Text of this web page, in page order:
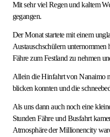
Mit sehr viel Regen und kaltem
gegangen.
Der Monat startete mit einem
Austauschschülern unternommen
Fähre zum Festland zu nehmen
Allein die Hinfahrt von Nanaimo
blicken konnten und die
Als uns dann auch noch eine
Stunden Fähre und Busfahrt
Atmosphäre der Millionencity